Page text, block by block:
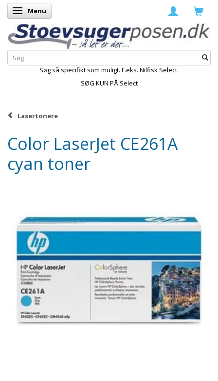
Skifte navigation
Menu
Søg så specifikt som muligt. F.eks. Nilfisk Select.
SØG KUN PÅ Select
Lasertonere
Color LaserJet CE261A
cyan toner